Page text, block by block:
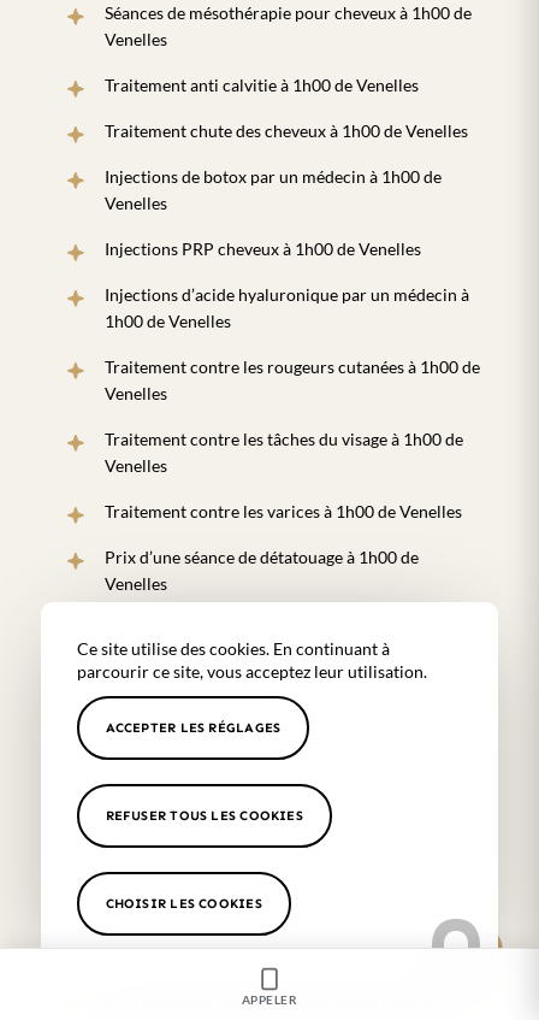
Séances de mésothérapie pour cheveux à 1h00 de
Venelles
Traitement anti calvitie à 1h00 de Venelles
Traitement chute des cheveux à 1h00 de Venelles
Injections de botox par un médecin à 1h00 de
Venelles
Injections PRP cheveux à 1h00 de Venelles
Injections d’acide hyaluronique par un médecin à
1h00 de Venelles
Traitement contre les rougeurs cutanées à 1h00 de
Venelles
Traitement contre les tâches du visage à 1h00 de
Venelles
Traitement contre les varices à 1h00 de Venelles
Prix d’une séance de détatouage à 1h00 de
Venelles
Epilation laser à 1h00 de Venelles
Centre d’épilation laser médicale à 1h00 de
Centre de détatouage médical à 1h00 de Venelles
Laser détatouage médical à 1h00 de Venelles
Microblading médical à 1h00 de Venelles
Dermopigmentation et maquillage semi-
Soin médecine esthétique pour jeune maman à
Ce site utilise des cookies. En continuant à
parcourir ce site, vous acceptez leur utilisation.
ACCEPTER LES RÉGLAGES
REFUSER TOUS LES COOKIES
CHOISIR LES COOKIES
APPELER